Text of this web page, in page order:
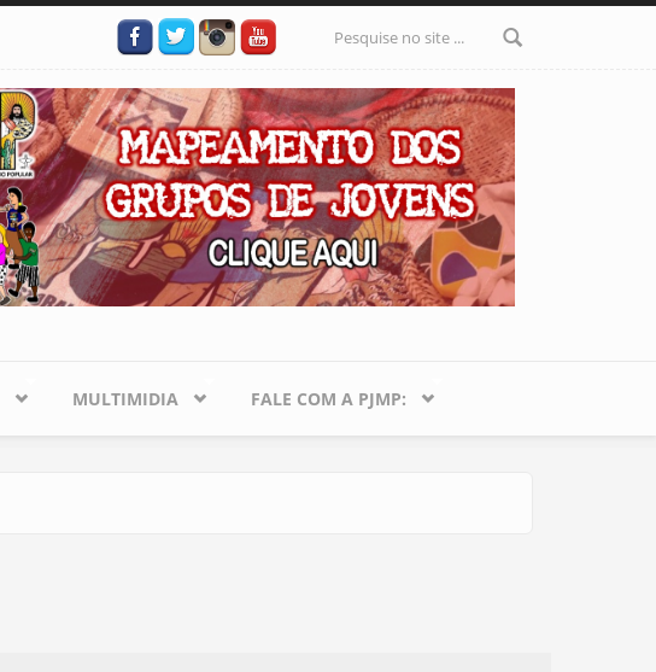
Formulário
de busca
MULTIMIDIA FALE COM A PJMP: